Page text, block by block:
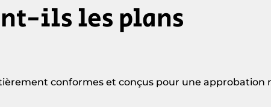
ils les plans
conformes et conçus pour une approbation